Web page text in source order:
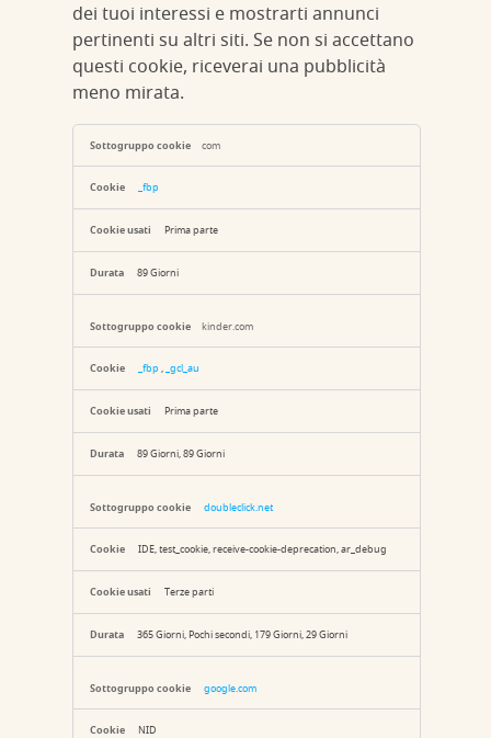
dei tuoi interessi e mostrarti annunci
pertinenti su altri siti. Se non si accettano
questi cookie, riceverai una pubblicità
meno mirata.
Cookie
com
_fbp
Prima parte
89 Giorni
kinder.com
_fbp , _gcl_au
Prima parte
89 Giorni, 89 Giorni
doubleclick.net
IDE, test_cookie, receive-cookie-deprecation, ar_debug
Terze parti
365 Giorni, Pochi secondi, 179 Giorni, 29 Giorni
google.com
NID